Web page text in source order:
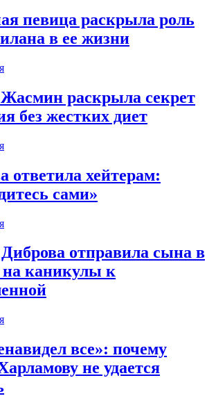
певица раскрыла роль
в ее жизни
раскрыла секрет
без жестких диет
ответила хейтерам:
сами»
отправила сына в
каникулы к
все»: почему
не удается